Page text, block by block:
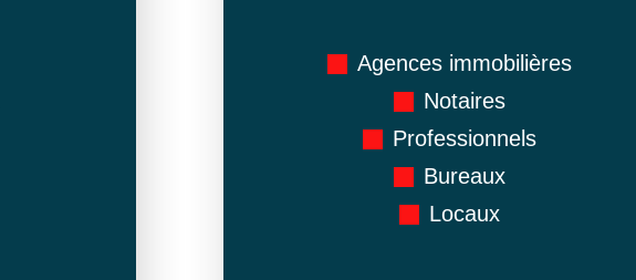
Agences immobilières
Notaires
Professionnels
Bureaux
Locaux